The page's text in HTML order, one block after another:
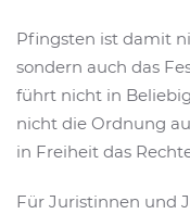
Pfingsten ist damit
sondern auch das
führt nicht in
nicht die Ordnung
in Freiheit das
Für Juristinnen und